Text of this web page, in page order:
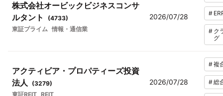
株式会社オービックビジネスコンサ
ルタント
(4733)
東証プライム 情報・通信業
2026/07/28 #
# ク
グ
アクティビア・プロパティーズ投資
法人
(3279)
東証REIT REIT
2026/07/28
#複
#総